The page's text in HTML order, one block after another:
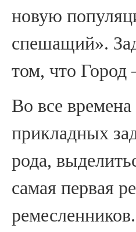
новую
спешащий».
том, что Город
Во все
прикладных
рода,
самая первая